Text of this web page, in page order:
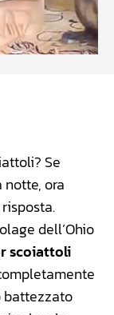
Se
ora
dell’Ohio
scoiattoli
battezzato